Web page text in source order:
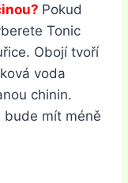
Pokud
Tonic
Obojí tvoří
voda
chinin.
bude mít méně